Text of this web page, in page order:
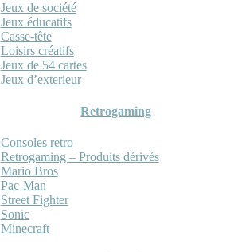
Jeux de société
Jeux éducatifs
Casse-tête
Loisirs créatifs
Jeux de 54 cartes
Jeux d’exterieur
Retrogaming
Consoles retro
Retrogaming – Produits dérivés
Mario Bros
Pac-Man
Street Fighter
Sonic
Minecraft